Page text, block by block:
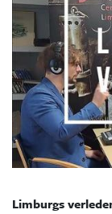
Limburgs